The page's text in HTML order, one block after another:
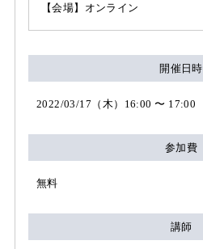
【会場】オンライン
開催日時
2022/03/17（木）16:00 〜 17:00
参加費
無料
講師